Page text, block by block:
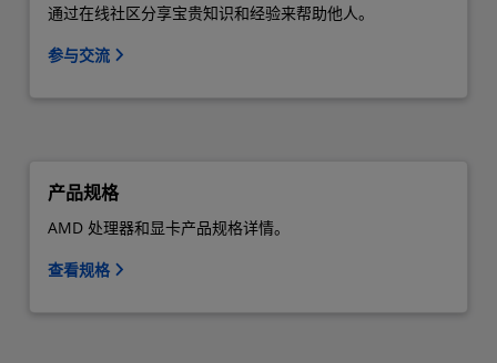
通过在线社区分享宝贵知识和经验来帮助他人。
参与交流
产品规格
AMD 处理器和显卡产品规格详情。
查看规格